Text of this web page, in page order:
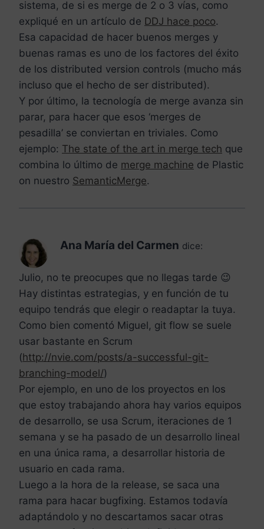
sistema, de si es merge de 2 o 3 vías, como
expliqué en un artículo de DDJ hace poco.
Esa capacidad de hacer buenos merges y
buenas ramas es uno de los factores del éxito
de los distributed version controls (mucho más
incluso que el hecho de ser distributed).
Y por último, la tecnología de merge avanza sin
parar, para hacer que esos ‘merges de
pesadilla’ se conviertan en triviales. Como
ejemplo: The state of the art in merge tech que
combina lo último de merge machine de Plastic
on nuestro SemanticMerge.
Ana María del Carmen dice:
Julio, no te preocupes que no llegas tarde 😉
Hay distintas estrategias, y en función de tu
equipo tendrás que elegir o readaptar la tuya.
Como bien comentó Miguel, git flow se suele
usar bastante en Scrum
(http://nvie.com/posts/a-successful-git-
branching-model/)
Por ejemplo, en uno de los proyectos en los
que estoy trabajando ahora hay varios equipos
de desarrollo, se usa Scrum, iteraciones de 1
semana y se ha pasado de un desarrollo lineal
en una única rama, a desarrollar historia de
usuario en cada rama.
Luego a la hora de la release, se saca una
rama para hacar bugfixing. Estamos todavía
adaptándolo y no descartamos sacar otras